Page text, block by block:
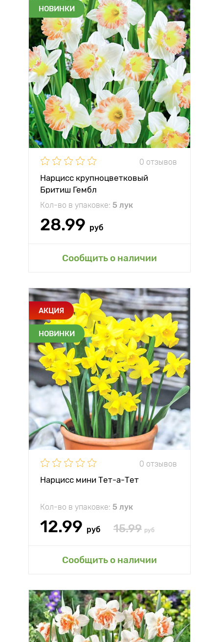
НОВИНКИ
0 отзывов
Нарцисс крупноцветковый
Бритиш Гембл
Кол-во в упаковке: 5 лук
28.99 руб
Сообщить о наличии
АКЦИЯ
НОВИНКИ
0 отзывов
Нарцисс мини Тет-а-Тет
Кол-во в упаковке: 5 лук
12.99 руб 15.99 руб
Сообщить о наличии